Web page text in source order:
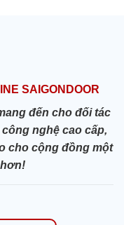
SAIGONDOOR
đến cho đối tác
nghệ cao cấp,
cho cộng đồng một